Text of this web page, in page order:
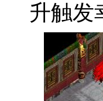
升触发